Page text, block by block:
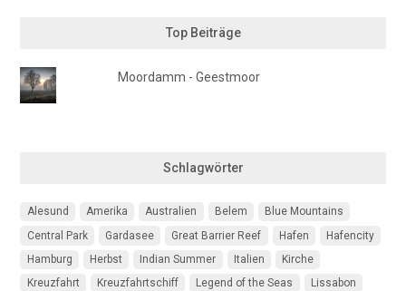
Top Beiträge
Moordamm - Geestmoor
Schlagwörter
Alesund Amerika Australien Belem
Blue Mountains
Central Park
Gardasee Great Barrier Reef Hafen
Hafencity
Hamburg
Herbst Indian Summer Italien
Kirche
Kreuzfahrt
Kreuzfahrtschiff Legend of the Seas
Lissabon